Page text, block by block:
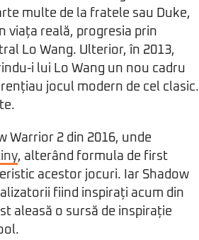
multe de la fratele sau Duke,
viața reală, progresia prin
Lo Wang. Ulterior, în 2013,
i lui Lo Wang un nou cadru
jocul modern de cel clasic.
Warrior 2 din 2016, unde
, alterând formula de first
acestor jocuri. Iar Shadow
fiind inspirați acum din
aleasă o sursă de inspirație